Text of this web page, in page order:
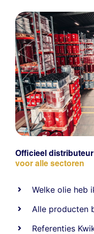
Officieel
voor alle sectoren
Welke olie heb
Alle producten
Referenties